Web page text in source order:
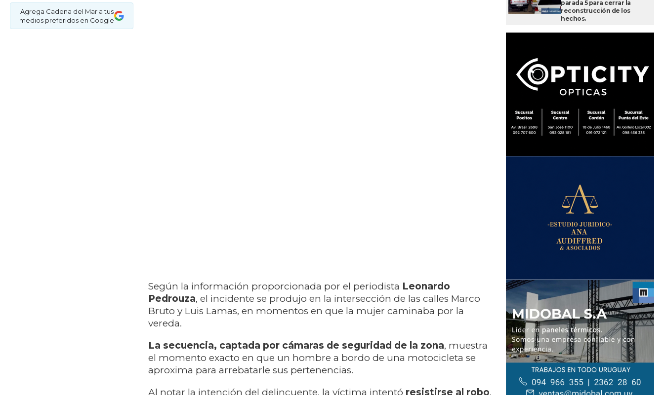
Agrega Cadena del Mar a tus
medios preferidos en Google
Según la información proporcionada por el periodista Leonardo
Pedrouza, el incidente se produjo en la intersección de las calles Marco
Bruto y Luis Lamas, en momentos en que la mujer caminaba por la
vereda.
La secuencia, captada por cámaras de seguridad de la zona, muestra
el momento exacto en que un hombre a bordo de una motocicleta se
aproxima para arrebatarle sus pertenencias.
Al notar la intención del delincuente, la víctima intentó resistirse al robo,
parada 5 para cerrar la
reconstrucción de los
hechos.